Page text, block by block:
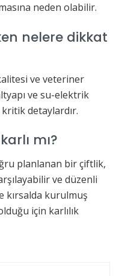
neden olabilir.
nelere dikkat
ve veteriner
ve su-elektrik
detaylardır.
mı?
planlanan bir çiftlik,
ve düzenli
kırsalda kurulmuş
için karlılık